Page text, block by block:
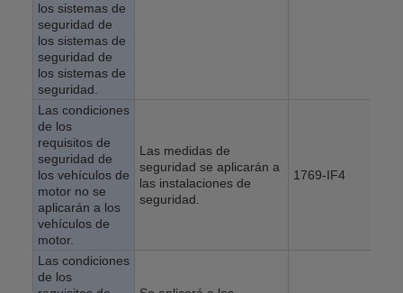
los sistemas de
seguridad de
los sistemas de
seguridad de
los sistemas de
seguridad.
Las condiciones
de los
requisitos de
seguridad de
los vehículos de
motor no se
aplicarán a los
vehículos de
motor.
Las medidas de
seguridad se aplicarán a
las instalaciones de
seguridad.
1769-IF4
Las condiciones
de los